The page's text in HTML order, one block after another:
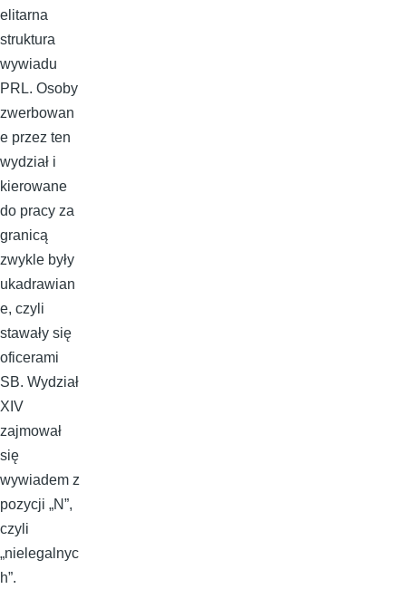
elitarna
struktura
wywiadu
PRL. Osoby
zwerbowan
e przez ten
wydział i
kierowane
do pracy za
granicą
zwykle były
ukadrawian
e, czyli
stawały się
oficerami
SB. Wydział
XIV
zajmował
się
wywiadem z
pozycji „N”,
czyli
„nielegalnyc
h”.